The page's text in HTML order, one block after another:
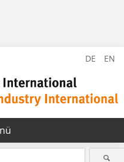
DE EN